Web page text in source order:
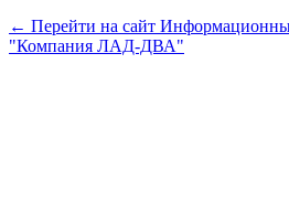
← Перейти на сайт
"Компания ЛАД-ДВА"